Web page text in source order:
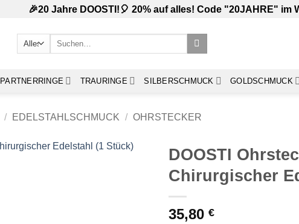
🎉20 Jahre DOOSTI!🎈 20% auf alles! Code "20JAHRE" im
Suchen
PARTNERRINGE TRAURINGE SILBERSCHMUCK GOLDSCHMUCK
/ EDELSTAHLSCHMUCK / OHRSTECKER
DOOSTI
Chirurgischer
35,80 €